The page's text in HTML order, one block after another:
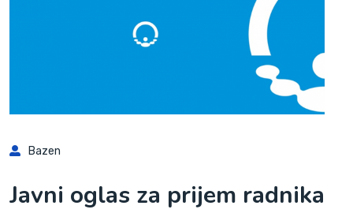
Bazen
Javni oglas za prijem radnika